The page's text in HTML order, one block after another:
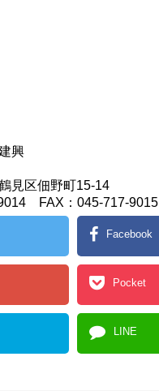
興
見区佃野町15-14
FAX：045-717-9015
Facebook
Pocket
LINE